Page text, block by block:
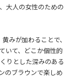
大人の女性のための
みが加わることで、
いて、どこか個性的
りとした深みのある
のブラウンで楽しめ